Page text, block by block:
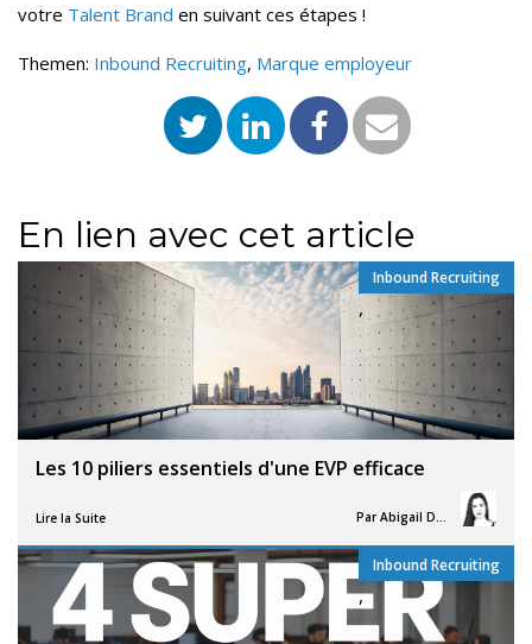
votre Talent Brand en suivant ces étapes !
Themen: Inbound Recruiting, Marque employeur
En lien avec cet article
Les 10 piliers essentiels d'une EVP efficace
Lire la Suite Par
Inbound Recruiting
,
Inbound Recruiting
,